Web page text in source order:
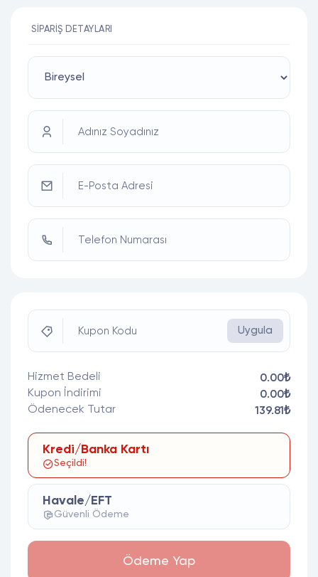
SIPARIŞ DETAYLARI
Adınız Soyadınız
E-Posta Adresi
Telefon Numarası
Kupon Kodu Uygula
Hizmet Bedeli
0.00₺
Kupon İndirimi
0.00₺
Ödenecek Tutar
139.81₺
Kredi/Banka Kartı
Seçildi!
Havale/EFT
Güvenli Ödeme
Ödeme Yap